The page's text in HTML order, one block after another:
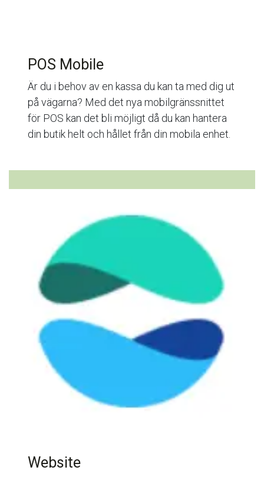
POS Mobile​
Är du i behov av en kassa du kan ta med dig ut
på vägarna? Med det nya mobilgränssnittet
för POS kan det bli möjligt då du kan hantera
din butik helt och hållet från din mobila enhet.
Website